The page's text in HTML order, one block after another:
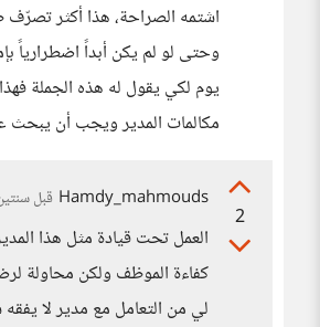
اشتمه الصراحة، هذا أكثر
وحتى لو لم يكن أبداً اضطرارياً
يوم لكي يقول له هذه الجملة
مكالمات المدير ويجب أن يبحث
2
Hamdy_mahmouds قبل
العمل تحت قيادة مثل هذا
كفاءة الموظف ولكن محاولة
لي من التعامل مع مدير لا